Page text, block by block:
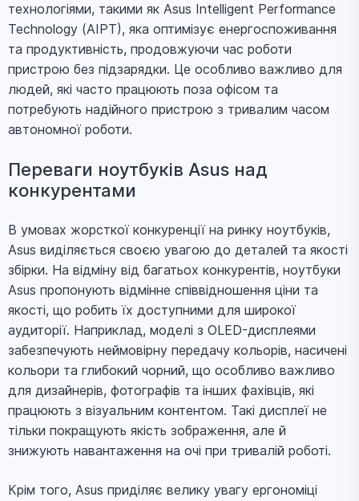
технологіями, такими як Asus Intelligent Performance
Technology (AIPT), яка оптимізує енергоспоживання
та продуктивність, продовжуючи час роботи
пристрою без підзарядки. Це особливо важливо для
людей, які часто працюють поза офісом та
потребують надійного пристрою з тривалим часом
автономної роботи.
Переваги ноутбуків Asus над
конкурентами
В умовах жорсткої конкуренції на ринку ноутбуків,
Asus виділяється своєю увагою до деталей та якості
збірки. На відміну від багатьох конкурентів, ноутбуки
Asus пропонують відмінне співвідношення ціни та
якості, що робить їх доступними для широкої
аудиторії. Наприклад, моделі з OLED-дисплеями
забезпечують неймовірну передачу кольорів, насичені
кольори та глибокий чорний, що особливо важливо
для дизайнерів, фотографів та інших фахівців, які
працюють з візуальним контентом. Такі дисплеї не
тільки покращують якість зображення, але й
знижують навантаження на очі при тривалій роботі.
Крім того, Asus приділяє велику увагу ергономіці